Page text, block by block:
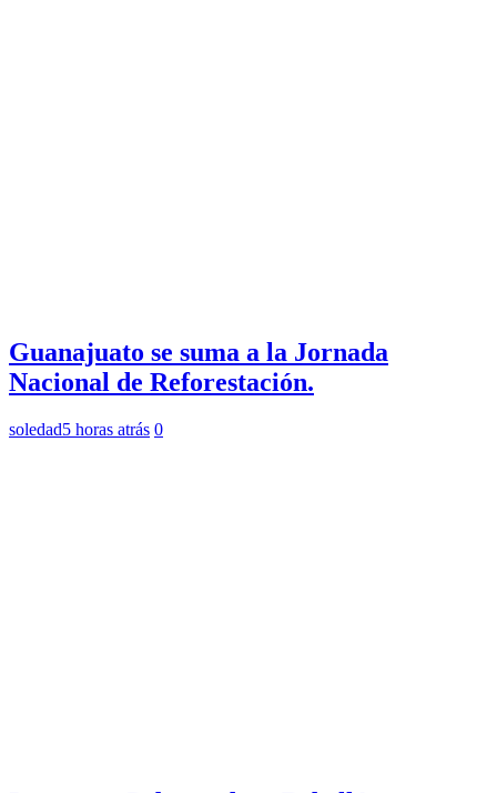
Guanajuato se suma a la Jornada
Nacional de Reforestación.
soledad5 horas atrás 0